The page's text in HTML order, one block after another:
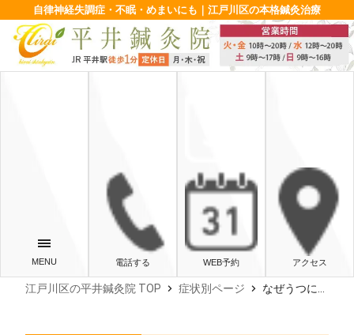
自律神経失調症・不眠・めまいにも｜江戸川区の本格鍼灸治療
電話する WEB予約 アクセス
江戸川区の平井鍼灸院 TOP chevron_right 症状別ページ chevron_right なぜうつになるのか【エネルギーのプロセスについて】